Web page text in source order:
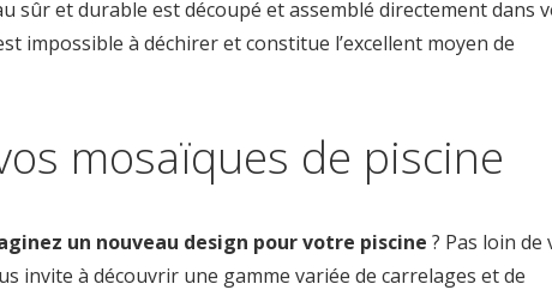
sûr et durable est découpé et assemblé directement dans
impossible à déchirer et constitue l’excellent moyen de
mosaïques de piscine
un nouveau design pour votre piscine ? Pas loin de
invite à découvrir une gamme variée de carrelages et de